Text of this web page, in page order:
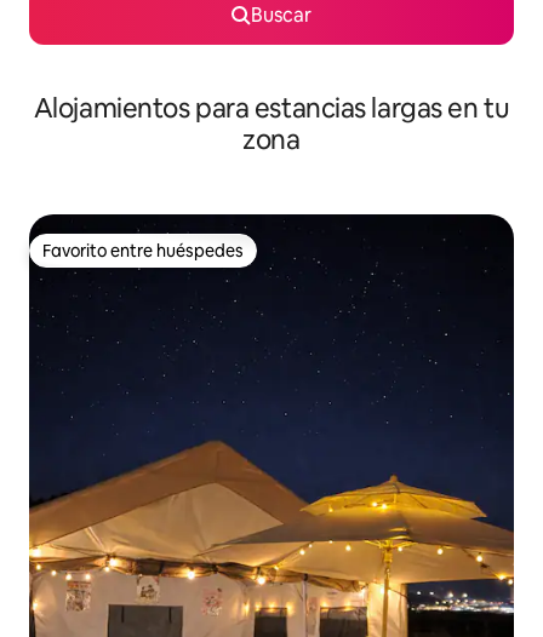
Buscar
Alojamientos para estancias largas en tu
zona
Favorito entre huéspedes
Favorito entre huéspedes